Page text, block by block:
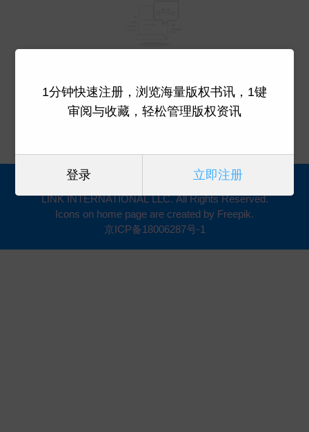
Copyright (2005-2023) 凯琳国际文化版权代理 CA-
LINK INTERNATIONAL LLC. All Rights Reserved.
Icons on home page are created by Freepik.
京ICP备18006287号-1
1分钟快速注册，浏览海量版权书讯，1键
审阅与收藏，轻松管理版权资讯
登录 立即注册